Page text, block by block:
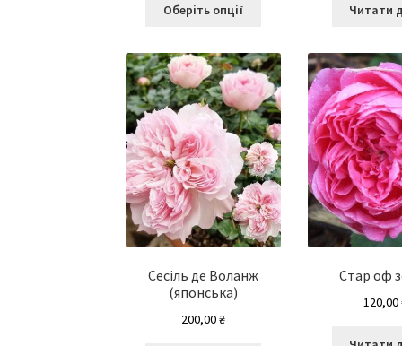
Оберіть опції
кілька
варіантів.
Параметри
можна
вибрати
на
сторінці
товару
Читати
Сесіль де Воланж
(японська)
200,00₴
Стар оф
120,00